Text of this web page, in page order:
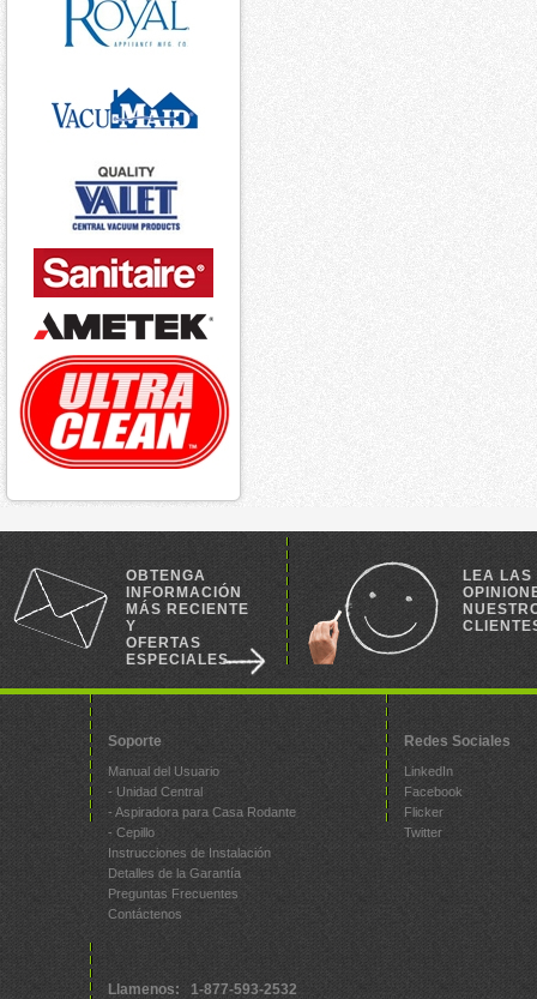
OBTENGA
INFORMACIÓN
MÁS RECIENTE
Y
OFERTAS
ESPECIALES
LEA LAS
Soporte
Manual del Usuario
- Unidad Central
- Aspiradora para Casa Rodante
- Cepillo
Instrucciones de Instalación
Detalles de la Garantía
Preguntas Frecuentes
Contáctenos
Redes Sociales
LinkedIn
Facebook
Flicker
Twitter
Llamenos: 1-877-593-2532